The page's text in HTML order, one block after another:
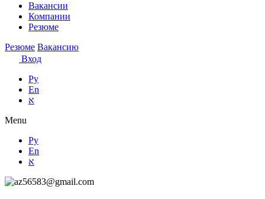
Вакансии
Компании
Резюме
Резюме Вакансию
Вход
Ру
En
א
Menu
Ру
En
א